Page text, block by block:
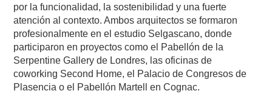
por la funcionalidad, la sostenibilidad y una fuerte
atención al contexto. Ambos arquitectos se formaron
profesionalmente en el estudio Selgascano, donde
participaron en proyectos como el Pabellón de la
Serpentine Gallery de Londres, las oficinas de
coworking Second Home, el Palacio de Congresos de
Plasencia o el Pabellón Martell en Cognac.